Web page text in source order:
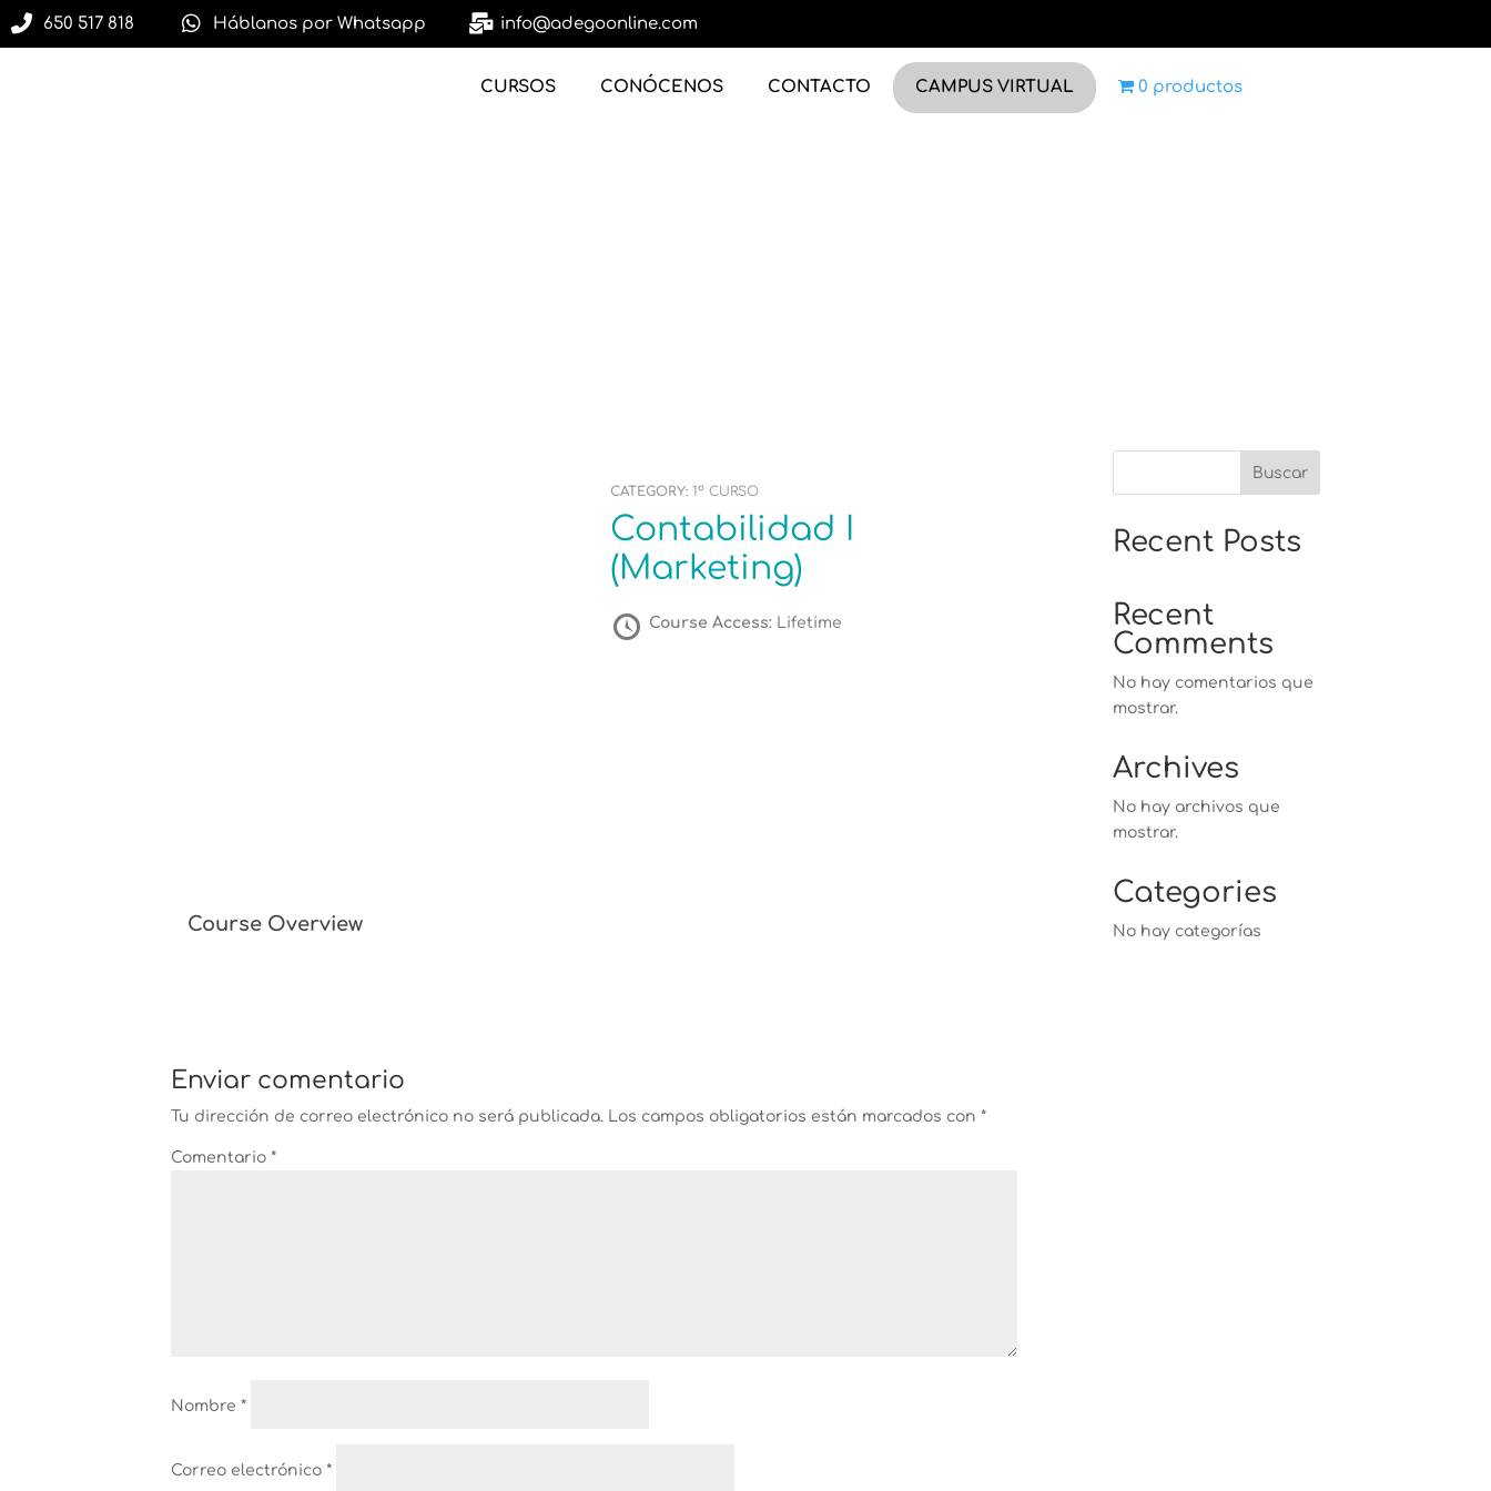
650 517 818 Háblanos por Whatsapp info@adegoonline.com
CURSOS CONÓCENOS CONTACTO CAMPUS VIRTUAL 0 productos
CATEGORY:1º CURSO
Contabilidad I
(Marketing)
Course Access: Lifetime
Course Overview
Enviar comentario
Tu dirección de correo electrónico no será publicada. Los campos obligatorios están marcados con*
Comentario*
Nombre*
Correo electrónico*
Buscar
Recent Posts
Recent
Comments
No hay comentarios que
mostrar.
Archives
No hay archivos que
mostrar.
Categories
No hay categorías